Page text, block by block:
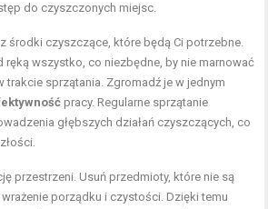
do czyszczonych miejsc.
środki czyszczące, które będą Ci potrzebne.
ręką wszystko, co niezbędne, by nie marnować
trakcie sprzątania. Zgromadź je w jednym
pracy. Regularne sprzątanie
głębszych działań czyszczących, co
przestrzeni. Usuń przedmioty, które nie są
porządku i czystości. Dzięki temu